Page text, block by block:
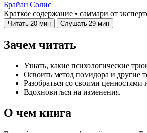
Брайан Солис
Краткое содержание • саммари от
Читать 20 мин Слушать 29 мин
Зачем читать
Узнать, какие психологические
Освоить метод помидора и другие
Разобраться со своими ценностями
Вдохновиться на изменения.
О чем книга